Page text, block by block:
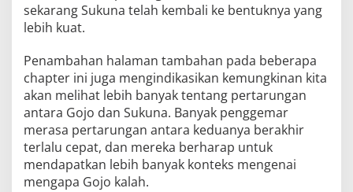
sekarang Sukuna telah kembali ke bentuknya yang
lebih kuat.
Penambahan halaman tambahan pada beberapa
chapter ini juga mengindikasikan kemungkinan kita
akan melihat lebih banyak tentang pertarungan
antara Gojo dan Sukuna. Banyak penggemar
merasa pertarungan antara keduanya berakhir
terlalu cepat, dan mereka berharap untuk
mendapatkan lebih banyak konteks mengenai
mengapa Gojo kalah.